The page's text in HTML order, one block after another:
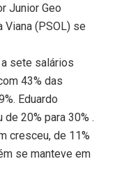
Junior Geo
Viana (PSOL) se
sete salários
43% das
Eduardo
20% para 30% .
cresceu, de 11%
se manteve em